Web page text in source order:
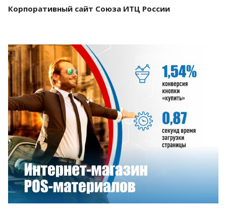
Корпоративный сайт Союза ИТЦ России
Смотреть проект